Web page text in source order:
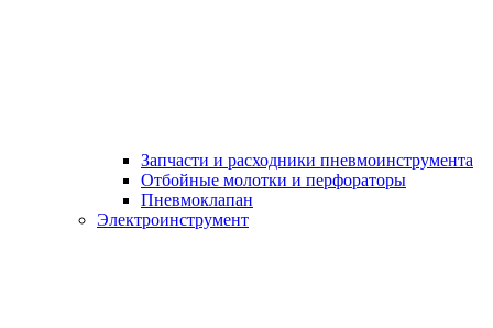
Запчасти и расходники пневмоинструмента
Отбойные молотки и перфораторы
Пневмоклапан
Электроинструмент